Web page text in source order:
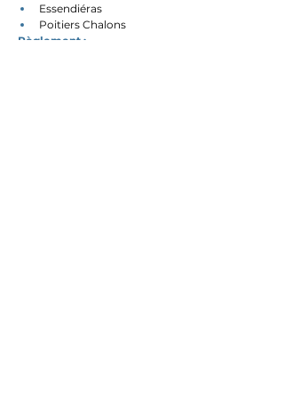
Essendiéras
Poitiers Chalons
Règlement :